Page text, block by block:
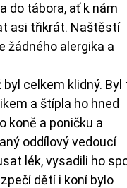
do tábora, ať k nám
asi třikrát. Naštěstí
žádného alergika a
celkem klidný. Byl
a štípla ho hned
koně a poničku a
oddílový vedoucí
lék, vysadili ho
dětí i koní bylo